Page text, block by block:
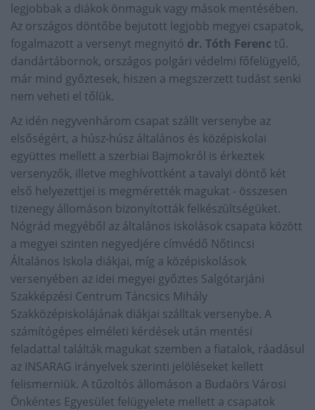
legjobbak a diákok önmaguk vagy mások mentésében.
Az országos döntőbe bejutott legjobb megyei csapatok,
fogalmazott a versenyt megnyitó dr. Tóth Ferenc tű.
dandártábornok, országos polgári védelmi főfelügyelő,
már mind győztesek, hiszen a megszerzett tudást senki
nem veheti el tőlük.
Az idén negyvenhárom csapat szállt versenybe az
elsőségért, a húsz-húsz általános és középiskolai
együttes mellett a szerbiai Bajmokról is érkeztek
versenyzők, illetve meghívottként a tavalyi döntő két
első helyezettjei is megmérették magukat - összesen
tizenegy állomáson bizonyították felkészültségüket.
Nógrád megyéből az általános iskolások csapata között
a megyei szinten negyedjére címvédő Nőtincsi
Általános Iskola diákjai, míg a középiskolások
versenyében az idei megyei győztes Salgótarjáni
Szakképzési Centrum Táncsics Mihály
Szakközépiskolájának diákjai szálltak versenybe. A
számítógépes elméleti kérdések után mentési
feladattal találták magukat szemben a fiatalok, ráadásul
az INSARAG irányelvek szerinti jelöléseket kellett
felismerniük. A tűzoltós állomáson a Budaörs Városi
Önkéntes Egyesület felügyelete mellett a csapatok